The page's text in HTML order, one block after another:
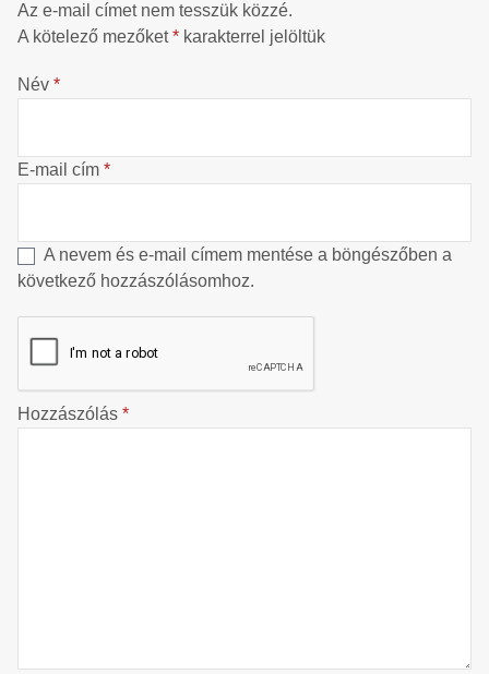
Az e-mail címet nem tesszük közzé.
A kötelező mezőket* karakterrel jelöltük
Név *
E-mail cím *
A nevem és e-mail címem mentése a böngészőben a
következő hozzászólásomhoz.
Hozzászólás *